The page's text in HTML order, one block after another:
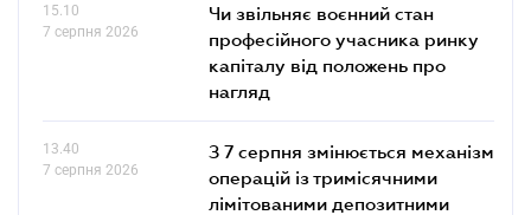
15.10
7 серпня 2026
Чи звільняє воєнний стан
професійного учасника ринку
капіталу від положень про
нагляд
13.40
7 серпня 2026
З 7 серпня змінюється механізм
операцій із тримісячними
лімітованими депозитними